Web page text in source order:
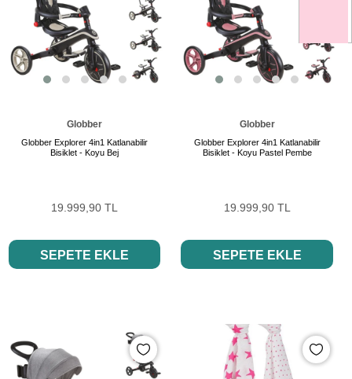
Globber
Globber Explorer 4in1 Katlanabilir
Bisiklet - Koyu Bej
19.999,90 TL
SEPETE EKLE
Globber
Globber Explorer 4in1 Katlanabilir
Bisiklet - Koyu Pastel Pembe
19.999,90 TL
SEPETE EKLE